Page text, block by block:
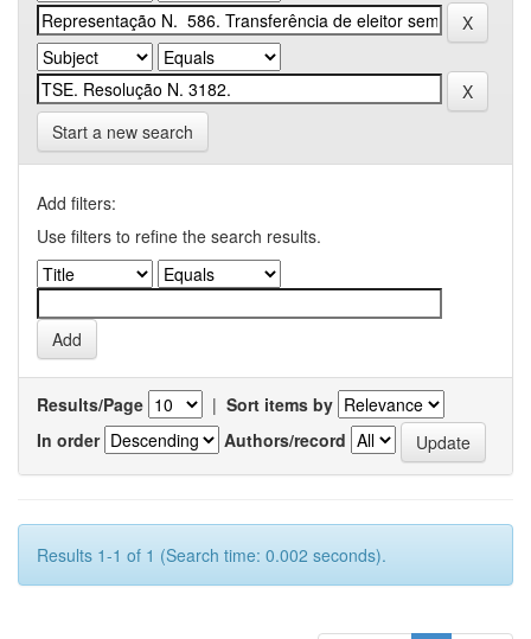
Start a new search
Add filters:
Use filters to refine the search results.
Results/Page | Sort items by
In order
Authors/record
Results 1-1 of 1 (Search time: 0.002 seconds).